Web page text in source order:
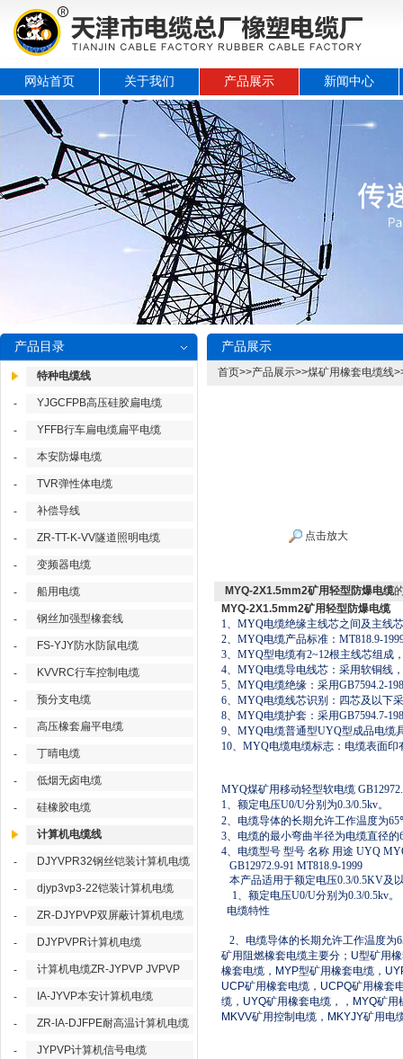
网站首页 关于我们 产品展示 新闻中心
产品目录
特种电缆线
- YJGCFPB高压硅胶扁电缆
- YFFB行车扁电缆扁平电缆
- 本安防爆电缆
- TVR弹性体电缆
- 补偿导线
- ZR-TT-K-VV隧道照明电缆
- 变频器电缆
- 船用电缆
- 钢丝加强型橡套线
- FS-YJY防水防鼠电缆
- KVVRC行车控制电缆
- 预分支电缆
- 高压橡套扁平电缆
- 丁晴电缆
- 低烟无卤电缆
- 硅橡胶电缆
计算机电缆线
- DJYVPR32钢丝铠装计算机电缆
- djyp3vp3-22铠装计算机电缆
- ZR-DJYPVP双屏蔽计算机电缆
- DJYPVPR计算机电缆
- 计算机电缆ZR-JYPVP JVPVP
- IA-JYVP本安计算机电缆
- ZR-IA-DJFPE耐高温计算机电缆
- JYPVP计算机信号电缆
产品展示
首页>>产品展示>>煤矿用橡套电缆线
点击放大
MYQ-2X1.5mm2矿用轻型防爆电缆
MYQ-2X1.5mm2矿用轻型防爆电缆
1、 MYQ电缆绝缘主线芯之间及主线
2、 MYQ电缆产品标准： MT818.9-
3、 MYQ型电缆有2~12根主线芯组成
4、 MYQ电缆导电线芯：采用软铜线
5、 MYQ电缆绝缘：采用GB7594.2-
6、 MYQ电缆线芯识别：四芯及以下
8、 MYQ电缆护套：采用GB7594.7-
9、 MYQ电缆普通型UYQ型成品电缆
10、 MYQ电缆电缆标志：电缆表面
MYQ煤矿用移动轻型软电缆
1、额定电压U0/U分别为0.3/0.5kv。
2、电缆导体的长期允许工作温度为65
3、电缆的最小弯曲半径为电缆直径的
4、电缆型号 型号 名称 用途 UYQ
GB12972.9-91 MT818.9-1999
本产品适用于额定电压0.3/0.5KV及
1、额定电压U0/U分别为0.3/0.5kv。
电缆特性
2、电缆导体的长期允许工作温度为
矿用阻燃橡套电缆主要分； U型矿用
橡套电缆， MYP型矿用橡套电缆，
UCP矿用橡套电缆， UCPQ矿用橡套
缆， UYQ矿用橡套电缆，， MYQ矿用
MKVV矿用控制电缆， MKYJY矿用电